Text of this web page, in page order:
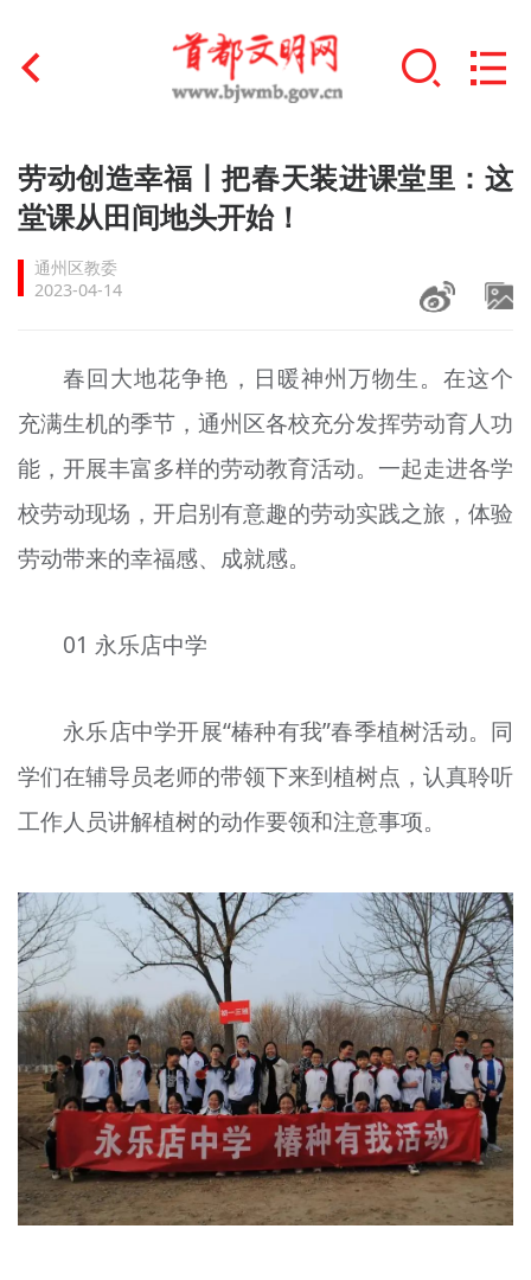
首页
文明创建
文明实践
未成年人思想道德建设
榜样人物
+
身边好人
文明评论
专题
资料库
+
劳动创造幸福丨把春天装进课堂里：这
堂课从田间地头开始！
通州区教委
2023-04-14
春回大地花争艳，日暖神州万物生。在这个
充满生机的季节，通州区各校充分发挥劳动育人功
能，开展丰富多样的劳动教育活动。一起走进各学
校劳动现场，开启别有意趣的劳动实践之旅，体验
劳动带来的幸福感、成就感。
01 永乐店中学
永乐店中学开展“椿种有我”春季植树活动。同
学们在辅导员老师的带领下来到植树点，认真聆听
工作人员讲解植树的动作要领和注意事项。